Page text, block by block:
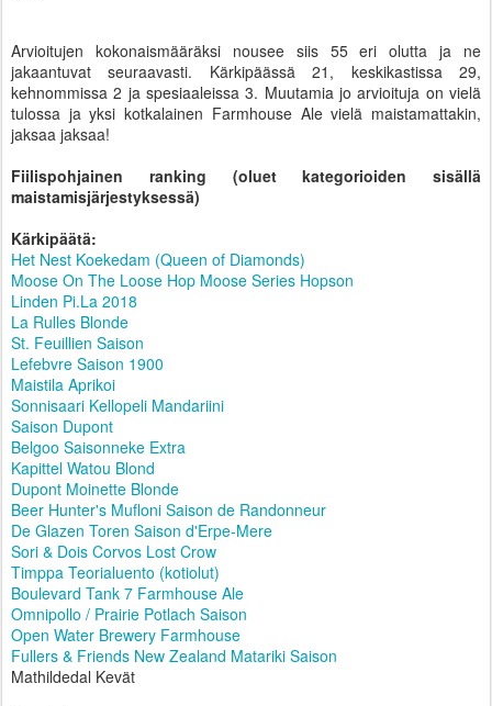
Arvioitujen kokonaismääräksi nousee siis 55 eri olutta ja ne
jakaantuvat seuraavasti. Kärkipäässä 21, keskikastissa 29,
kehnommissa 2 ja spesiaaleissa 3. Muutamia jo arvioituja on vielä
tulossa ja yksi kotkalainen Farmhouse Ale vielä maistamattakin,
jaksaa jaksaa!
Fiilispohjainen ranking (oluet kategorioiden sisällä
maistamisjärjestyksessä)
Kärkipäätä:
Het Nest Koekedam (Queen of Diamonds)
Moose On The Loose Hop Moose Series Hopson
Linden Pi.La 2018
La Rulles Blonde
St. Feuillien Saison
Lefebvre Saison 1900
Maistila Aprikoi
Sonnisaari Kellopeli Mandariini
Saison Dupont
Belgoo Saisonneke Extra
Kapittel Watou Blond
Dupont Moinette Blonde
Beer Hunter's Mufloni Saison de Randonneur
De Glazen Toren Saison d'Erpe-Mere
Sori & Dois Corvos Lost Crow
Timppa Teorialuento (kotiolut)
Boulevard Tank 7 Farmhouse Ale
Omnipollo / Prairie Potlach Saison
Open Water Brewery Farmhouse
Fullers & Friends New Zealand Matariki Saison
Mathildedal Kevät